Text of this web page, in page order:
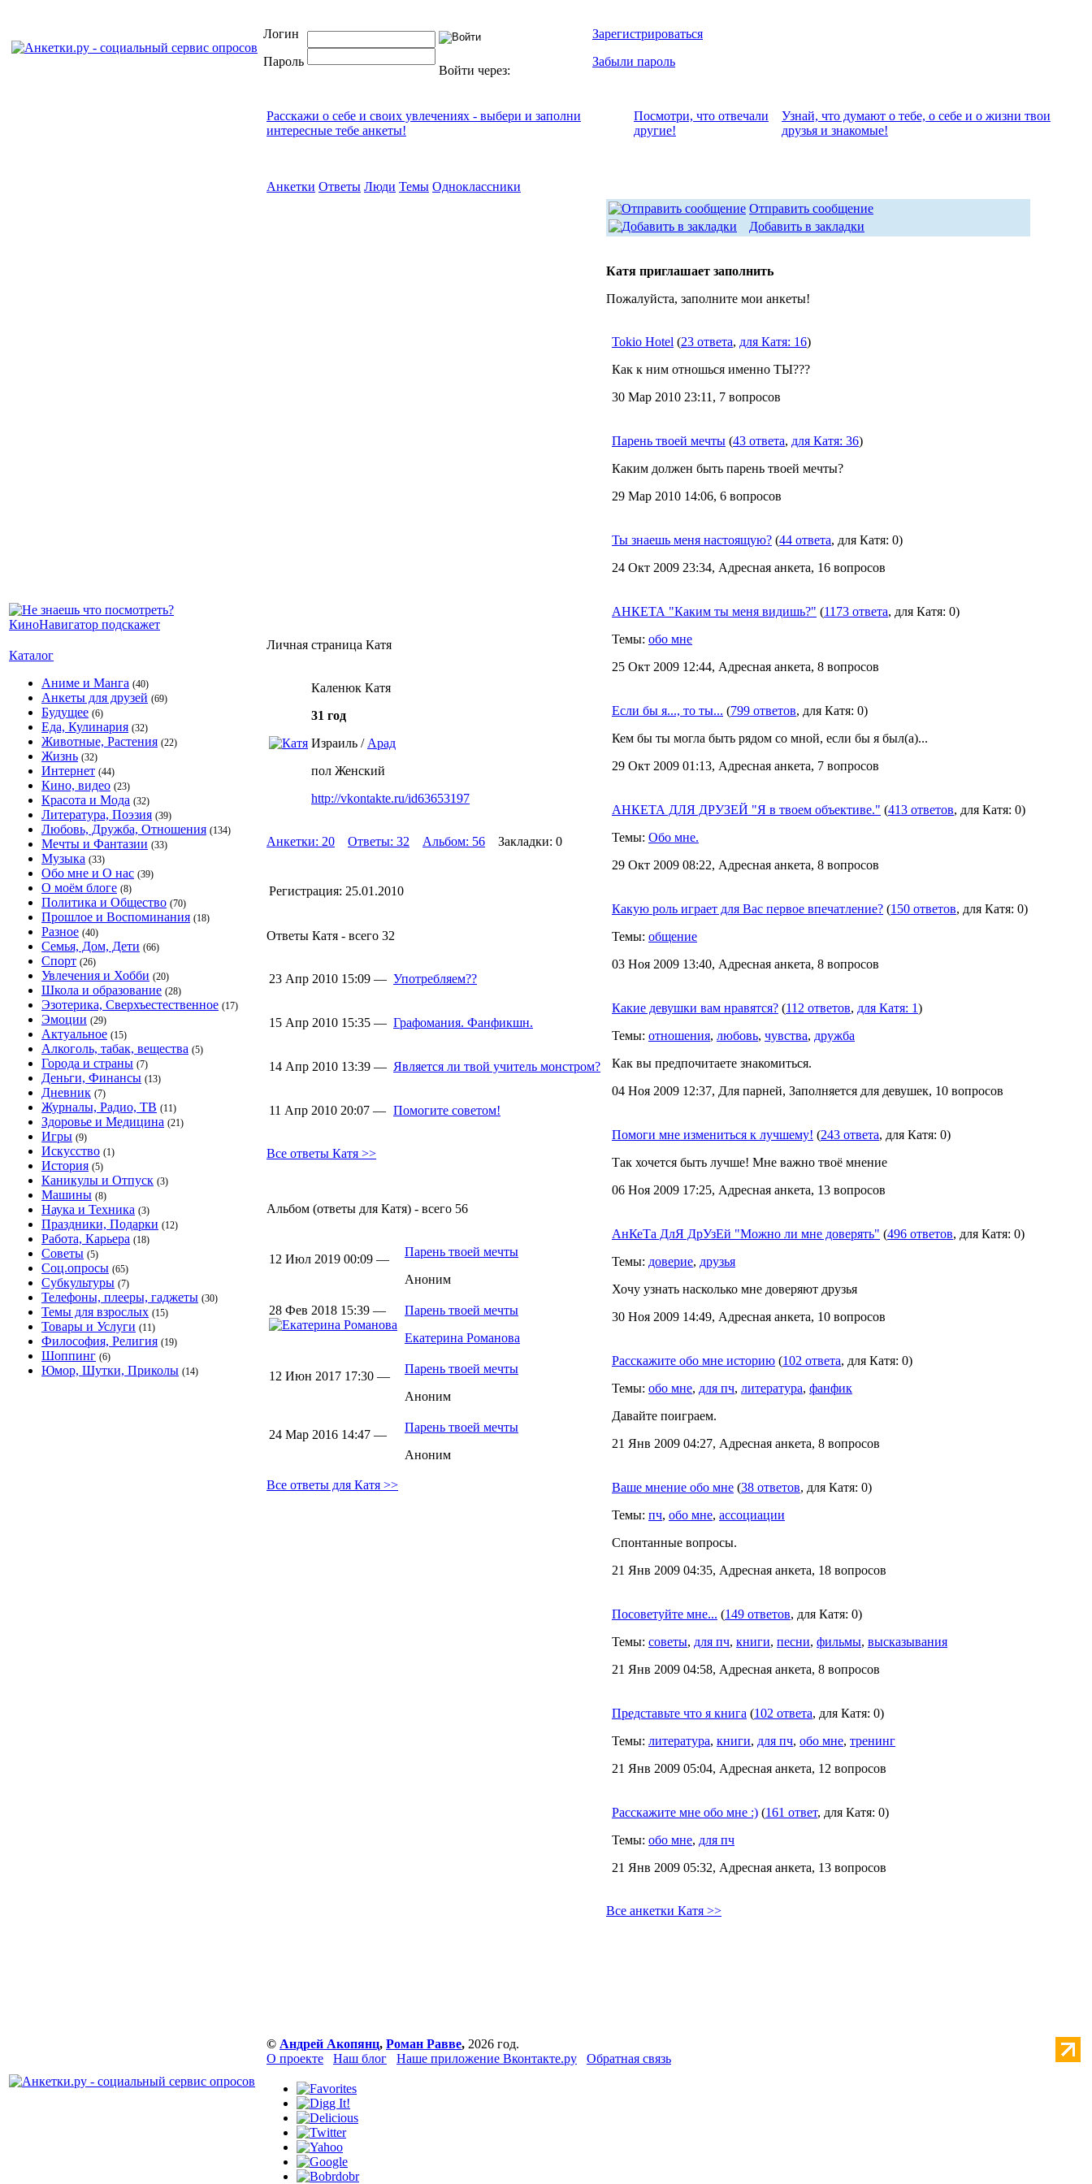
Логин
Пароль
Войти через:
Зарегистрироваться
Забыли пароль
Каталог
Аниме и Манга (40)
Анкеты для друзей (69)
Будущее (6)
Еда, Кулинария (32)
Животные, Растения (22)
Жизнь (32)
Интернет (44)
Кино, видео (23)
Красота и Мода (32)
Литература, Поэзия (39)
Любовь, Дружба, Отношения (134)
Мечты и Фантазии (33)
Музыка (33)
Обо мне и О нас (39)
О моём блоге (8)
Политика и Общество (70)
Прошлое и Воспоминания (18)
Разное (40)
Семья, Дом, Дети (66)
Спорт (26)
Увлечения и Хобби (20)
Школа и образование (28)
Эзотерика, Сверхъестественное (17)
Эмоции (29)
Актуальное (15)
Алкоголь, табак, вещества (5)
Города и страны (7)
Деньги, Финансы (13)
Дневник (7)
Журналы, Радио, ТВ (11)
Здоровье и Медицина (21)
Игры (9)
Искусство (1)
История (5)
Каникулы и Отпуск (3)
Машины (8)
Наука и Техника (3)
Праздники, Подарки (12)
Работа, Карьера (18)
Советы (5)
Соц.опросы (65)
Субкультуры (7)
Телефоны, плееры, гаджеты (30)
Темы для взрослых (15)
Товары и Услуги (11)
Философия, Религия (19)
Шоппинг (6)
Юмор, Шутки, Приколы (14)
Расскажи о себе и своих увлечениях - выбери и заполни
интересные тебе анкеты!
Посмотри, что отвeчали
другие!
Узнай, что думают о тебе, о себе и о жизни твои
друзья и знакомые!
Анкетки Ответы Люди Темы Одноклассники
Личная страница Катя
Каленюк Катя
31 год
Израиль / Арад
пол Женский
http://vkontakte.ru/id63653197
Анкетки: 20 Ответы: 32 Альбом: 56 Закладки: 0
Регистрация: 25.01.2010
Ответы Катя - всего 32
23 Апр 2010 15:09 — Употребляем??
15 Апр 2010 15:35 — Графомания. Фанфикшн.
14 Апр 2010 13:39 — Является ли твой учитель монстром?
11 Апр 2010 20:07 — Помогите советом!
Все ответы Катя >>
Альбом (ответы для Катя) - всего 56
12 Июл 2019 00:09 —
Парень твоей мечты
Аноним
28 Фев 2018 15:39 —
Парень твоей мечты
Екатерина Романова
12 Июн 2017 17:30 —
Парень твоей мечты
Аноним
24 Мар 2016 14:47 —
Парень твоей мечты
Аноним
Все ответы для Катя >>
Отправить сообщение
Добавить в закладки
Катя приглашает заполнить
Пожалуйста, заполните мои анкеты!
Tokio Hotel (23 ответа, для Катя: 16)
Как к ним отношься именно ТЫ???
30 Мар 2010 23:11, 7 вопросов
Парень твоей мечты (43 ответа, для Катя: 36)
Каким должен быть парень твоей мечты?
29 Мар 2010 14:06, 6 вопросов
Ты знаешь меня настоящую? (44 ответа, для Катя: 0)
24 Окт 2009 23:34, Адресная анкета, 16 вопросов
АНКЕТА "Каким ты меня видишь?" (1173 ответа, для Катя: 0)
Темы: обо мне
25 Окт 2009 12:44, Адресная анкета, 8 вопросов
Если бы я..., то ты... (799 ответов, для Катя: 0)
Кем бы ты могла быть рядом со мной, если бы я был(а)...
29 Окт 2009 01:13, Адресная анкета, 7 вопросов
АНКЕТА ДЛЯ ДРУЗЕЙ "Я в твоем объективе." (413 ответов, для Катя: 0)
Темы: Обо мне.
29 Окт 2009 08:22, Адресная анкета, 8 вопросов
Какую роль играет для Вас первое впечатление? (150 ответов, для Катя: 0)
Темы: общение
03 Ноя 2009 13:40, Адресная анкета, 8 вопросов
Какие девушки вам нравятся? (112 ответов, для Катя: 1)
Темы: отношения, любовь, чувства, дружба
Как вы предпочитаете знакомиться.
04 Ноя 2009 12:37, Для парней, Заполняется для девушек, 10 вопросов
Помоги мне измениться к лучшему! (243 ответа, для Катя: 0)
Так хочется быть лучше! Мне важно твоё мнение
06 Ноя 2009 17:25, Адресная анкета, 13 вопросов
АнКеТа ДлЯ ДрУзЕй "Можно ли мне доверять" (496 ответов, для Катя: 0)
Темы: доверие, друзья
Хочу узнать насколько мне доверяют друзья
30 Ноя 2009 14:49, Адресная анкета, 10 вопросов
Расскажите обо мне историю (102 ответа, для Катя: 0)
Темы: обо мне, для пч, литература, фанфик
Давайте поиграем.
21 Янв 2009 04:27, Адресная анкета, 8 вопросов
Ваше мнение обо мне (38 ответов, для Катя: 0)
Темы: пч, обо мне, ассоциации
Спонтанные вопросы.
21 Янв 2009 04:35, Адресная анкета, 18 вопросов
Посоветуйте мне... (149 ответов, для Катя: 0)
Темы: советы, для пч, книги, песни, фильмы, высказывания
21 Янв 2009 04:58, Адресная анкета, 8 вопросов
Представьте что я книга (102 ответа, для Катя: 0)
Темы: литература, книги, для пч, обо мне, тренинг
21 Янв 2009 05:04, Адресная анкета, 12 вопросов
Расскажите мне обо мне :) (161 ответ, для Катя: 0)
Темы: обо мне, для пч
21 Янв 2009 05:32, Адресная анкета, 13 вопросов
Все анкетки Катя >>
© Андрей Акопянц, Роман Равве, 2026 год.
О проекте
Наш блог Наше приложение Вконтакте.ру Обратная связь